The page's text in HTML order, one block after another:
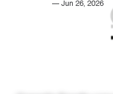
— Jun 26, 2026